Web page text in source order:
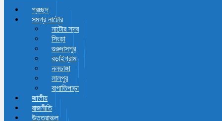
প্রচ্ছদ
সমগ্র নাটোর
নাটোর সদর
সিংড়া
গুরুদাসপুর
বড়াইগ্রাম
নলডাঙ্গা
লালপুর
বাগাতিপাড়া
জাতীয়
রাজনীতি
উত্তরাঞ্চল